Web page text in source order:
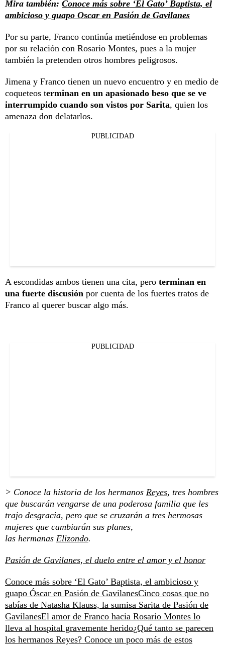
Mira también: Conoce más sobre ‘El Gato’ Baptista, el
ambicioso y guapo Oscar en Pasión de Gavilanes
Por su parte, Franco continúa metiéndose en problemas
por su relación con Rosario Montes, pues a la mujer
también la pretenden otros hombres peligrosos.
Jimena y Franco tienen un nuevo encuentro y en medio de
coqueteos terminan en un apasionado beso que se ve
interrumpido cuando son vistos por Sarita, quien los
amenaza don delatarlos.
PUBLICIDAD
A escondidas ambos tienen una cita, pero terminan en
una fuerte discusión por cuenta de los fuertes tratos de
Franco al querer buscar algo más.
PUBLICIDAD
> Conoce la historia de los hermanos Reyes, tres hombres
que buscarán vengarse de una poderosa familia que les
trajo desgracia, pero que se cruzarán a tres hermosas
mujeres que cambiarán sus planes,
las hermanas Elizondo.
Pasión de Gavilanes, el duelo entre el amor y el honor
Conoce más sobre ‘El Gato’ Baptista, el ambicioso y
guapo Óscar en Pasión de GavilanesCinco cosas que no
sabías de Natasha Klauss, la sumisa Sarita de Pasión de
GavilanesEl amor de Franco hacia Rosario Montes lo
lleva al hospital gravemente herido¿Qué tanto se parecen
los hermanos Reyes? Conoce un poco más de estos